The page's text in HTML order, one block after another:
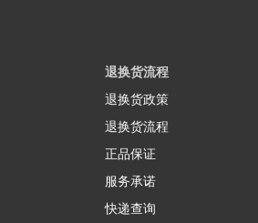
退换货流程
退换货政策
退换货流程
正品保证
服务承诺
快递查询